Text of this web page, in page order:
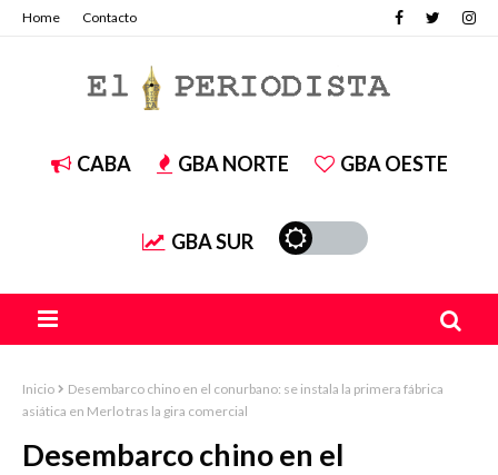
Home Contacto
CABA GBA NORTE GBA OESTE
GBA SUR
Inicio
Desembarco chino en el conurbano: se instala la primera fábrica
asiática en Merlo tras la gira comercial
Desembarco chino en el